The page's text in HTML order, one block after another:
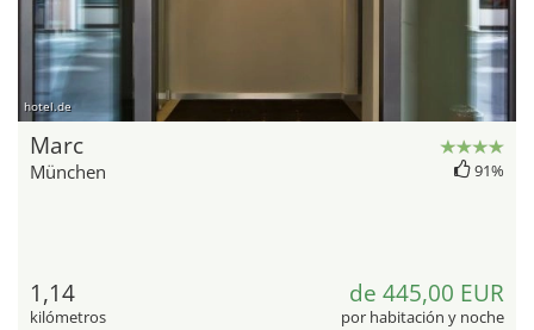
hotel.de
Marc
München 91%
1,14
kilómetros
de 445,00 EUR
por habitación y noche